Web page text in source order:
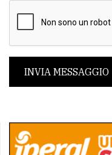
INVIA MESSAGGIO